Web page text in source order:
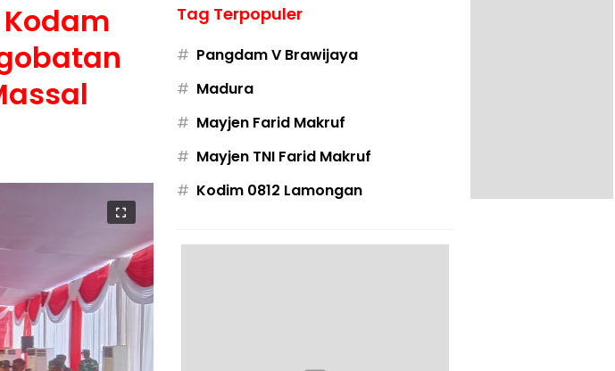
Tag Terpopuler
# Pangdam V Brawijaya
# Madura
# Mayjen Farid Makruf
# Mayjen TNI Farid Makruf
# Kodim 0812 Lamongan